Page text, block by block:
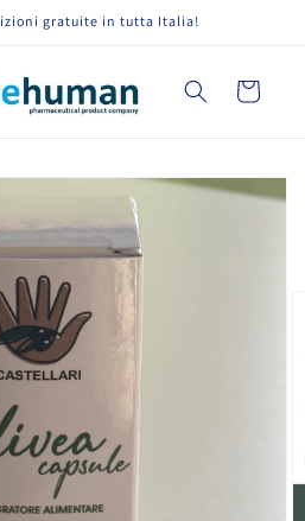
gratuite in tutta Italia!
Carrello